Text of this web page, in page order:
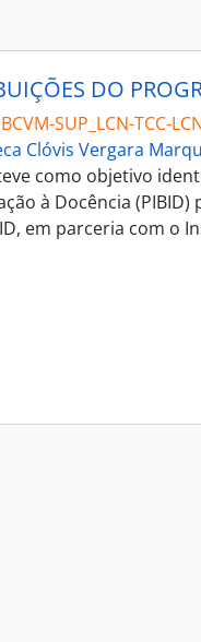
SUP_LCN-TCC-
Clóvis Vergara
como objetivo
à Docência
em parceria com o